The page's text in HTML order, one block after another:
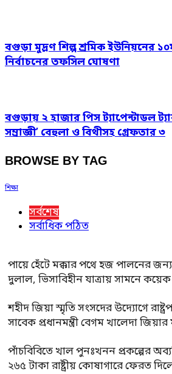
বগুড়া মুদ্রণ শিল্প শ্রমিক ইউনিয়নের ১০ম
নির্বাচনের তফসিল ঘোষণা
বগুড়ায় ২ হাজার পিস ট্যাপেন্টাডল
সম্রাজ্ঞী’ বেহুলা ও বিথীসহ গ্রেফতার ৩
BROWSE BY TAG
শিক্ষা
সর্বশেষ
সর্বাধিক পঠিত
পায়ে হেঁটে মক্কার পথে হজ পালনের
দুলাল, ভিসাবিহীন যাত্রায় সামনে
শহীদ জিয়া স্মৃতি সংসদের উদ্যোগে
সাবেক প্রধানমন্ত্রী বেগম খালেদা
পাঁচবিবিতে খাল পুনঃখনন প্রকল্পের
২৬৫ টাকা রাষ্ট্রীয় কোষাগারে ফেরত